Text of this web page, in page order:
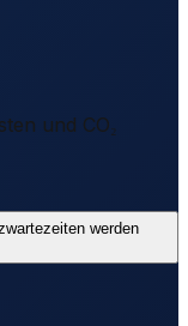
und CO₂
werden